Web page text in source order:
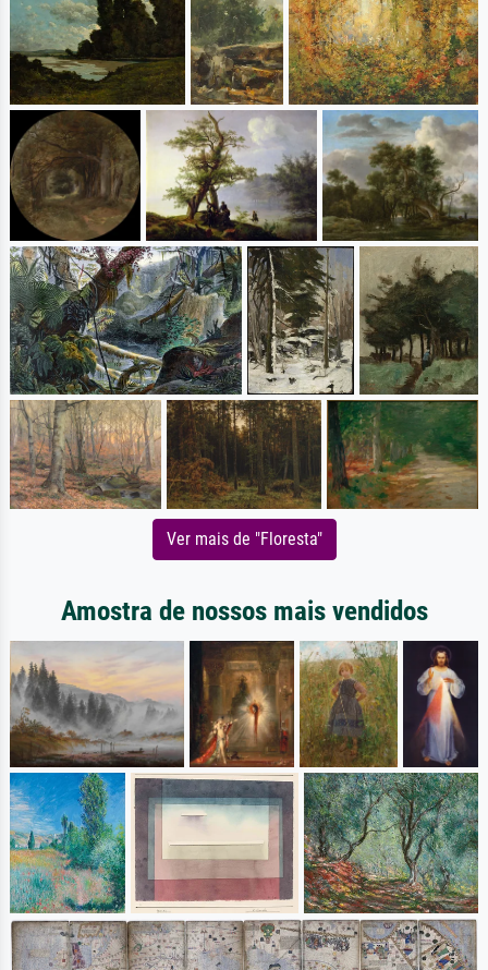
Ver mais de "Floresta"
Amostra de nossos mais vendidos